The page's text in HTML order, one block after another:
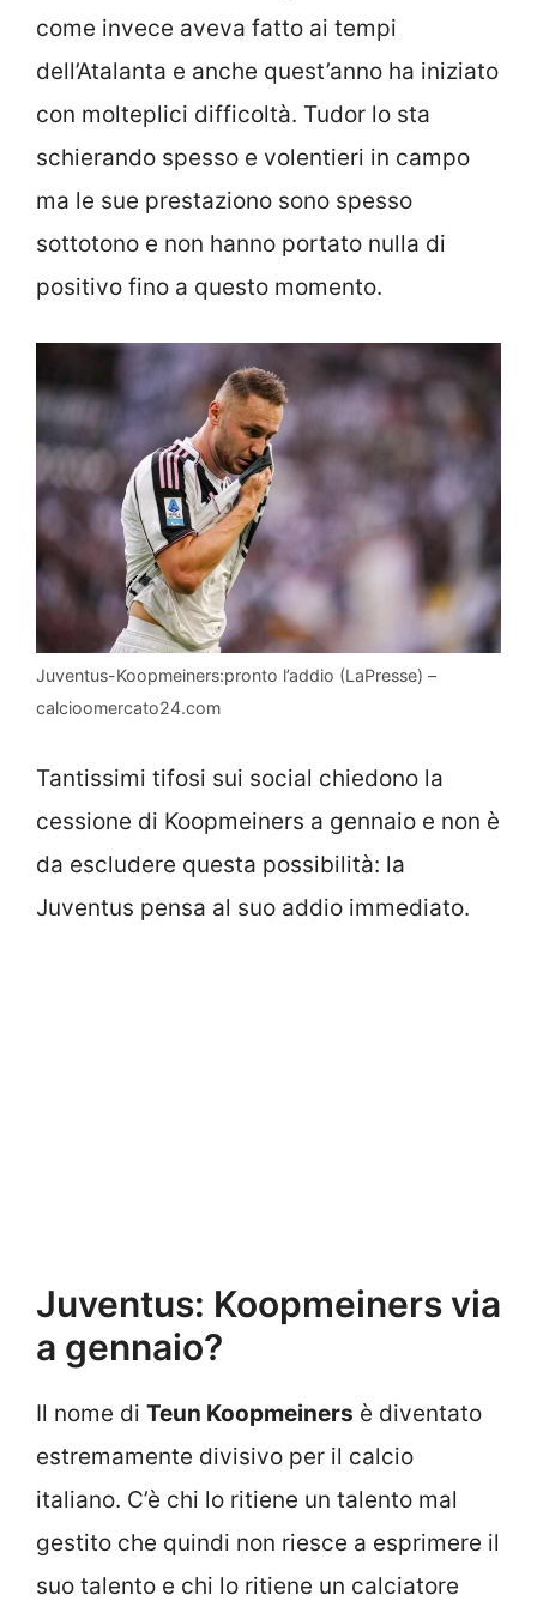
come invece aveva fatto ai tempi
dell’Atalanta e anche quest’anno ha iniziato
con molteplici difficoltà. Tudor lo sta
schierando spesso e volentieri in campo
ma le sue prestaziono sono spesso
sottotono e non hanno portato nulla di
positivo fino a questo momento.
Juventus-Koopmeiners:pronto l’addio (LaPresse) –
calcioomercato24.com
Tantissimi tifosi sui social chiedono la
cessione di Koopmeiners a gennaio e non è
da escludere questa possibilità: la
Juventus pensa al suo addio immediato.
Juventus: Koopmeiners via
a gennaio?
Il nome di Teun Koopmeiners è diventato
estremamente divisivo per il calcio
italiano. C’è chi lo ritiene un talento mal
gestito che quindi non riesce a esprimere il
suo talento e chi lo ritiene un calciatore